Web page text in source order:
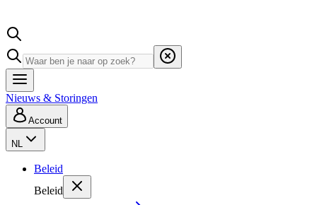
Nieuws & Storingen
Account
NL
Beleid
Beleid